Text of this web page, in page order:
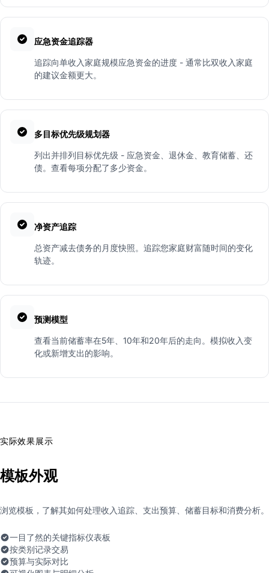
应急资金追踪器
追踪向单收入家庭规模应急资金的进度 - 通常比双收入家庭
的建议金额更大。
多目标优先级规划器
列出并排列目标优先级 - 应急资金、退休金、教育储蓄、还
债。查看每项分配了多少资金。
净资产追踪
总资产减去债务的月度快照。追踪您家庭财富随时间的变化
轨迹。
预测模型
查看当前储蓄率在5年、10年和20年后的走向。模拟收入变
化或新增支出的影响。
实际效果展示
模板外观
浏览模板，了解其如何处理收入追踪、支出预算、储蓄目标和消费分析。
一目了然的关键指标仪表板
按类别记录交易
预算与实际对比